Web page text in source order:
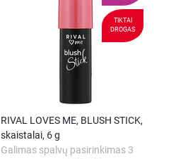
TIKTAI
DROGAS
RIVAL LOVES ME, BLUSH STICK,
skaistalai, 6 g
Galimas spalvų pasirinkimas 3